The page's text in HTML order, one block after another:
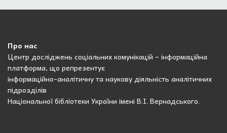
Про нас
Центр досліджень соціальних комунікацій – інформаційна
платформа, що репрезентує
інформаційно-аналітичну та наукову діяльність аналітичних
підрозділів
Національної бібліотеки України імені В.І. Вернадського.